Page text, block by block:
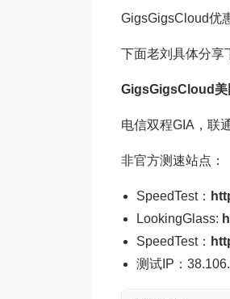
GigsGigsCloud优
下面老刘具体分享
GigsGigsCloud美
电信双程GIA，联
非官方测速站点：
SpeedTest：
LookingGlass:
SpeedTest：
测试IP：